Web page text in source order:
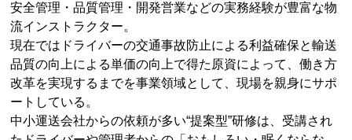
安全管理・品質管理・開発営業などの実務経験が豊富な物
流インストラクター。
現在ではドライバーの交通事故防止による利益確保と輸送
品質の向上による単価の向上で得た原資によって、働き方
改革を実現するまでを事業領域として、現場を親身にサポ
ートしている。
中小運送会社からの依頼が多い“提案型”研修は、受講され